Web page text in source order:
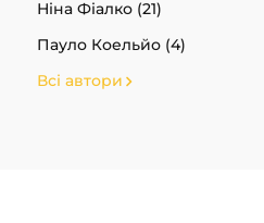
Ніна Фіалко (21)
Пауло Коельйо (4)
Всі автори